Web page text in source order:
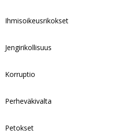
Ihmisoikeusrikokset
Jengirikollisuus
Korruptio
Perheväkivalta
Petokset